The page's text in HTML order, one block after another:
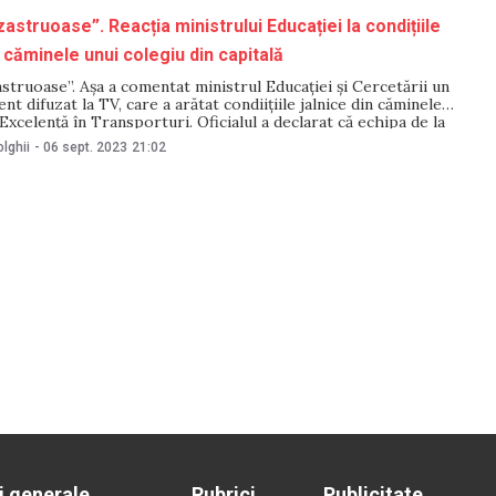
Reacția ministrului Educației la condițiile
unui colegiu din capitală
Așa a comentat ministrul Educației și Cercetării un
difuzat la TV, care a arătat condiițiile jalnice din căminele
în Transporturi. Oficialul a declarat că echipa de la
situația și va dicuta cu administrația colegiului pentru a
mijloacele
- 06 sept. 2023 21:02